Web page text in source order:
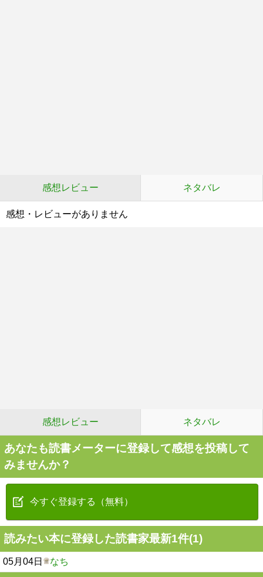
感想レビュー ネタバレ
感想・レビューがありません
感想レビュー ネタバレ
あなたも読書メーターに登録して感想を投稿して
みませんか？
今すぐ登録する（無料）
読みたい本に登録した読書家最新1件(1)
05月04日 なち